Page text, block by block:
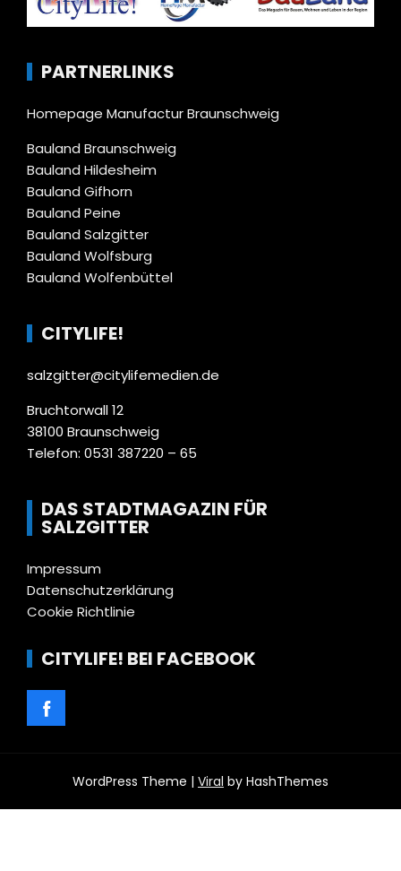
PARTNERLINKS
Homepage Manufactur Braunschweig
Bauland Braunschweig
Bauland Hildesheim
Bauland Gifhorn
Bauland Peine
Bauland Salzgitter
Bauland Wolfsburg
Bauland Wolfenbüttel
CITYLIFE!
salzgitter@citylifemedien.de
Bruchtorwall 12
38100 Braunschweig
Telefon: 0531 387220 – 65
DAS STADTMAGAZIN FÜR
SALZGITTER
Impressum
Datenschutzerklärung
Cookie Richtlinie
CITYLIFE! BEI FACEBOOK
WordPress Theme | Viral by HashThemes